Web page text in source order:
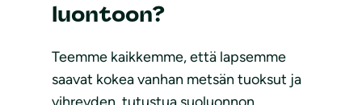
luontoon?
Teemme kaikkemme, että lapsemme
saavat kokea vanhan metsän tuoksut ja